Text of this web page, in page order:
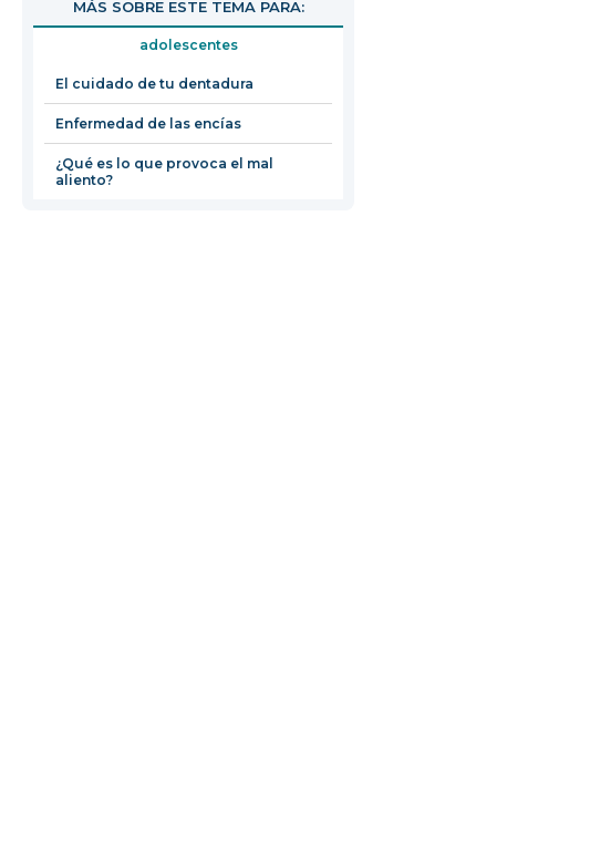
MÁS SOBRE ESTE TEMA PARA:
adolescentes
El cuidado de tu dentadura
Enfermedad de las encías
¿Qué es lo que provoca el mal
aliento?